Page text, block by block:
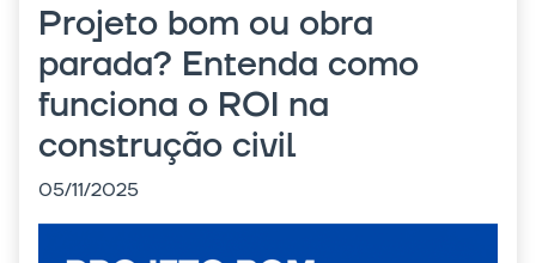
Projeto bom ou obra
parada? Entenda como
funciona o ROI na
construção civil
05/11/2025